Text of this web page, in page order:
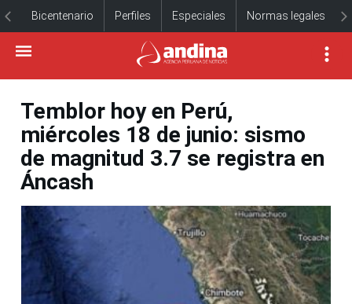
Bicentenario Perfiles Especiales Normas legales
Temblor hoy en Perú,
miércoles 18 de junio: sismo
de magnitud 3.7 se registra en
Áncash